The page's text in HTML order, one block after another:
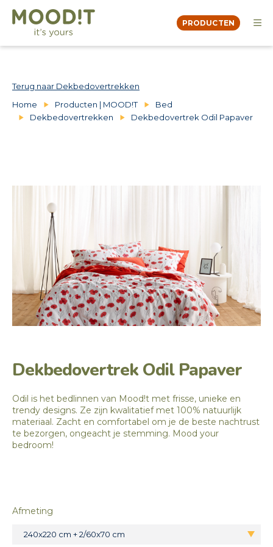
PRODUCTEN
DEALERS
CONTACT
Terug naar Dekbedovertrekken
Home
Producten | MOOD!T
Bed
Dekbedovertrekken
Dekbedovertrek Odil Papaver
Dekbedovertrek Odil Papaver
Odil is het bedlinnen van Mood!t met frisse, unieke en
trendy designs. Ze zijn kwalitatief met 100% natuurlijk
materiaal. Zacht en comfortabel om je de beste nachtrust
te bezorgen, ongeacht je stemming. Mood your
bedroom!
Afmeting
240x220 cm + 2/60x70 cm